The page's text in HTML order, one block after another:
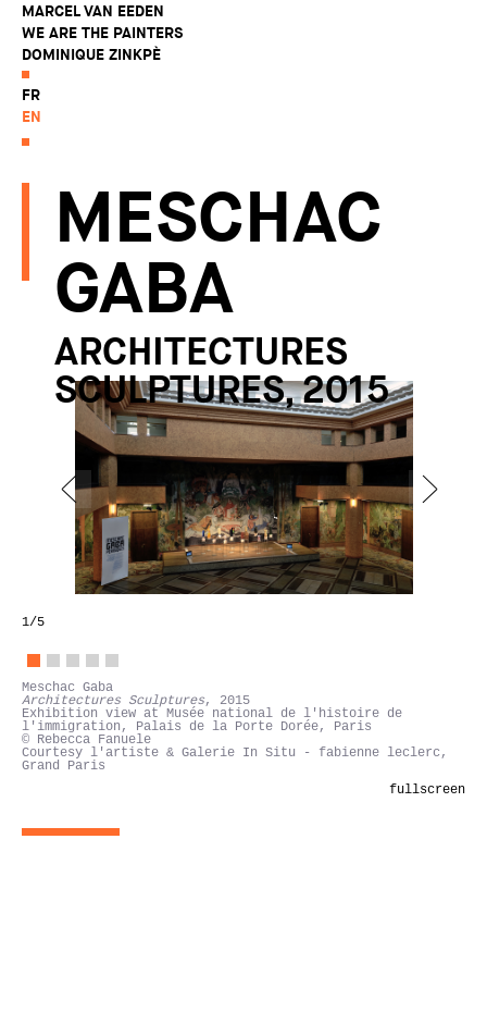
MARCEL VAN EEDEN
WE ARE THE PAINTERS
DOMINIQUE ZINKPÈ
FR
EN
MESCHAC
GABA
ARCHITECTURES
SCULPTURES, 2015
1/5
Meschac Gaba
Architectures Sculptures, 2015
Exhibition view at Musée national de l'histoire de
l'immigration, Palais de la Porte Dorée, Paris
© Rebecca Fanuele
Courtesy l'artiste & Galerie In Situ - fabienne leclerc,
Grand Paris
fullscreen